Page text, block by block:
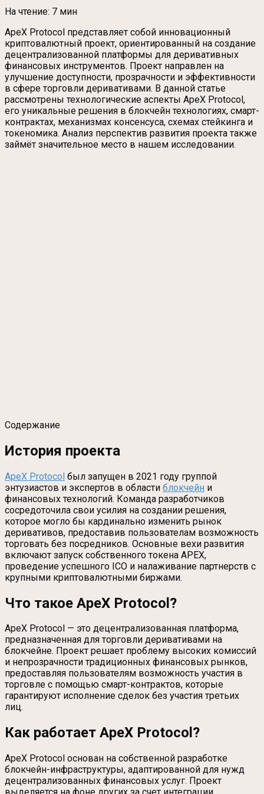
На чтение: 7 мин
ApeX Protocol представляет собой инновационный
криптовалютный проект, ориентированный на создание
децентрализованной платформы для деривативных
финансовых инструментов. Проект направлен на
улучшение доступности, прозрачности и эффективности
в сфере торговли деривативами. В данной статье
рассмотрены технологические аспекты ApeX Protocol,
его уникальные решения в блокчейн технологиях, смарт-
контрактах, механизмах консенсуса, схемах стейкинга и
токеномика. Анализ перспектив развития проекта также
займёт значительное место в нашем исследовании.
Содержание
История проекта
ApeX Protocol был запущен в 2021 году группой
энтузиастов и экспертов в области блокчейн и
финансовых технологий. Команда разработчиков
сосредоточила свои усилия на создании решения,
которое могло бы кардинально изменить рынок
деривативов, предоставив пользователам возможность
торговать без посредников. Основные вехи развития
включают запуск собственного токена APEX,
проведение успешного ICO и налаживание партнерств с
крупными криптовалютными биржами.
Что такое ApeX Protocol?
ApeX Protocol — это децентрализованная платформа,
предназначенная для торговли деривативами на
блокчейне. Проект решает проблему высоких комиссий
и непрозрачности традиционных финансовых рынков,
предоставляя пользователям возможность участия в
торговле с помощью смарт-контрактов, которые
гарантируют исполнение сделок без участия третьих
лиц.
Как работает ApeX Protocol?
ApeX Protocol основан на собственной разработке
блокчейн-инфраструктуры, адаптированной для нужд
децентрализованных финансовых услуг. Проект